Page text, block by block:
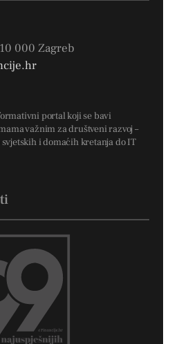
000 Zagreb
portal koji se bavi
važnim za društveni razvoj –
i domaćih kretanja do IT